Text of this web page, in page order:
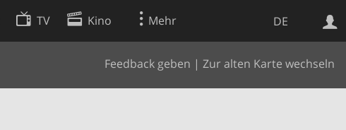
DE
TV Kino Mehr
Feedback geben | Zur alten Karte wechseln
Websuche